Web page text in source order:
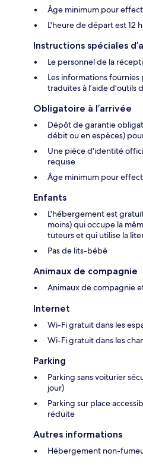
Âge minimum pour
L'heure de départ est 12
Instructions spéciales
Le personnel de la
Les informations
traduites à l’aide
Obligatoire à l’arrivée
Dépôt de garantie
débit ou en espèces)
Une pièce d'identité
requise
Âge minimum pour
Enfants
L'hébergement est
moins) qui occupe la
tuteurs et qui utilise la
Pas de lits-bébé
Animaux de compagnie
Animaux de compagnie
Internet
Wi-Fi gratuit dans les
Wi-Fi gratuit dans les
Parking
Parking sans voiturier
jour)
Parking sur place
réduite
Autres informations
Hébergement non-